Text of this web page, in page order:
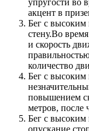
упругости во
акцент в
Бег с высоким
стену.Во
и скорость
количество
Бег с высоким
повышением
метров, после
Бег с высоким
опускание